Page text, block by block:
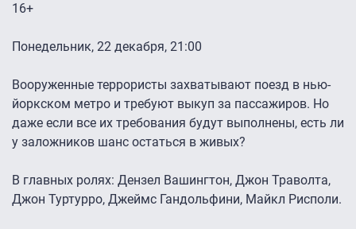
16+
Понедельник, 22 декабря, 21:00
Вооруженные террористы захватывают поезд в нью-
йоркском метро и требуют выкуп за пассажиров. Но
даже если все их требования будут выполнены, есть ли
у заложников шанс остаться в живых?
В главных ролях: Дензел Вашингтон, Джон Траволта,
Джон Туртурро, Джеймс Гандольфини, Майкл Рисполи.